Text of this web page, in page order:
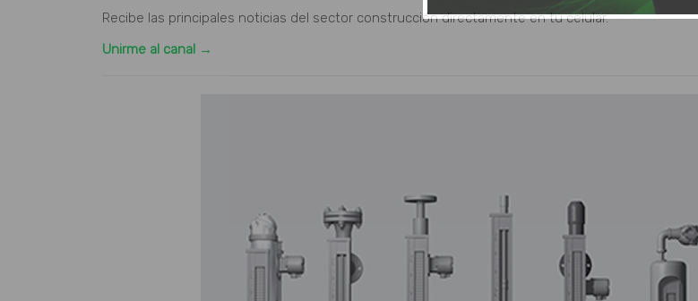
Recibe las principales noticias del sector construcción directamente en tu celular.
Unirme al canal →